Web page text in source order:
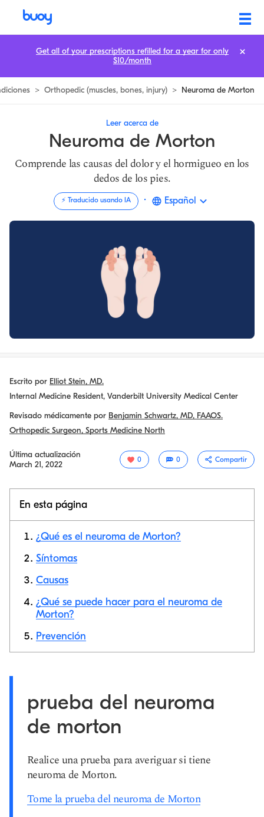
> Orthopedic (muscles, bones, injury) > Neuroma de Morton
Leer acerca de
Neuroma de Morton
Comprende las causas del dolor y el hormigueo en los
dedos de los pies.
⚡️ Traducido usando IA · Español
Escrito por Elliot Stein, MD.
Internal Medicine Resident, Vanderbilt University Medical Center
Revisado médicamente por Benjamin Schwartz, MD, FAAOS.
Orthopedic Surgeon, Sports Medicine North
Última actualización
March 21, 2022
0 0 Compartir
En esta página
¿Qué es el neuroma de Morton?
Síntomas
Causas
¿Qué se puede hacer para el neuroma de
Morton?
Prevención
prueba del neuroma
de morton
Realice una prueba para averiguar si tiene
neuroma de Morton.
Tome la prueba del neuroma de Morton
Get all of your prescriptions refilled for a year for only
$10/month